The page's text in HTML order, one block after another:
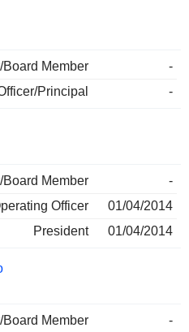
Board Member
-
Principal
-
Board Member
-
Officer
01/04/2014
President
01/04/2014
Board Member
-